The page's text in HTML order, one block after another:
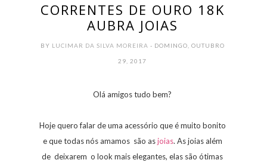
CORRENTES DE OURO 18K
AUBRA JOIAS
BY LUCIMAR DA SILVA MOREIRA - DOMINGO, OUTUBRO
29, 2017
Olá amigos tudo bem?
Hoje quero falar de uma acessório que é muito bonito
e que todas nós amamos são asjoias. As joias além
de deixarem o look mais elegantes, elas são ótimas